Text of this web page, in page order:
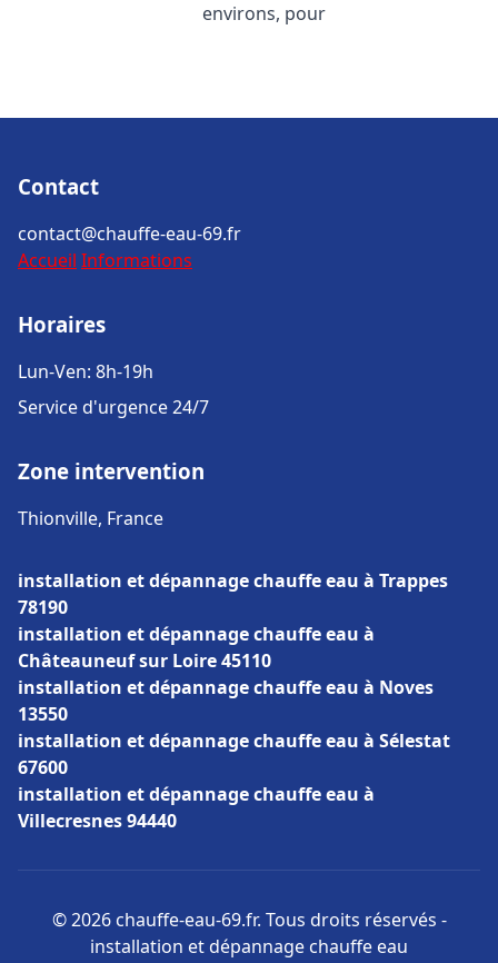
environs, pour
Contact
contact@chauffe-eau-69.fr
Accueil Informations
Horaires
Lun-Ven: 8h-19h
Service d'urgence 24/7
Zone intervention
Thionville, France
installation et dépannage chauffe eau à Trappes
78190
installation et dépannage chauffe eau à
Châteauneuf sur Loire 45110
installation et dépannage chauffe eau à Noves
13550
installation et dépannage chauffe eau à Sélestat
67600
installation et dépannage chauffe eau à
Villecresnes 94440
© 2026 chauffe-eau-69.fr. Tous droits réservés -
installation et dépannage chauffe eau